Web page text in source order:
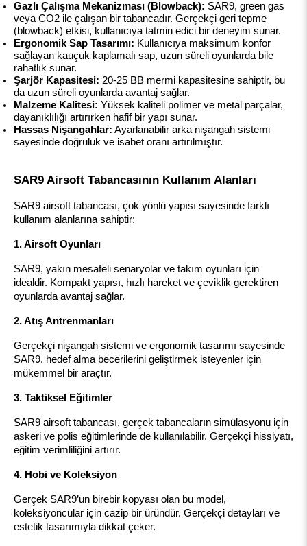
Gazlı Çalışma Mekanizması (Blowback): SAR9, green gas
veya CO2 ile çalışan bir tabancadır. Gerçekçi geri tepme
(blowback) etkisi, kullanıcıya tatmin edici bir deneyim sunar.
Ergonomik Sap Tasarımı: Kullanıcıya maksimum konfor
sağlayan kauçuk kaplamalı sap, uzun süreli oyunlarda bile
rahatlık sunar.
Şarjör Kapasitesi: 20-25 BB mermi kapasitesine sahiptir, bu
da uzun süreli oyunlarda avantaj sağlar.
Malzeme Kalitesi: Yüksek kaliteli polimer ve metal parçalar,
dayanıklılığı artırırken hafif bir yapı sunar.
Hassas Nişangahlar: Ayarlanabilir arka nişangah sistemi
sayesinde doğruluk ve isabet oranı artırılmıştır.
SAR9 Airsoft Tabancasının Kullanım Alanları
SAR9 airsoft tabancası, çok yönlü yapısı sayesinde farklı
kullanım alanlarına sahiptir:
1. Airsoft Oyunları
SAR9, yakın mesafeli senaryolar ve takım oyunları için
idealdir. Kompakt yapısı, hızlı hareket ve çeviklik gerektiren
oyunlarda avantaj sağlar.
2. Atış Antrenmanları
Gerçekçi nişangah sistemi ve ergonomik tasarımı sayesinde
SAR9, hedef alma becerilerini geliştirmek isteyenler için
mükemmel bir araçtır.
3. Taktiksel Eğitimler
SAR9 airsoft tabancası, gerçek tabancaların simülasyonu için
askeri ve polis eğitimlerinde de kullanılabilir. Gerçekçi hissiyatı,
eğitim verimliliğini artırır.
4. Hobi ve Koleksiyon
Gerçek SAR9’un birebir kopyası olan bu model,
koleksiyoncular için cazip bir üründür. Gerçekçi detayları ve
estetik tasarımıyla dikkat çeker.